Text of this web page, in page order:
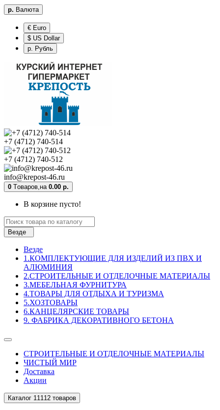
р. Валюта
€ Euro
$ US Dollar
р. Рубль
+7 (4712) 740-514
+7 (4712) 740-512
info@krepost-46.ru
0 Tоваров, на 0.00 р.
В корзине пусто!
Везде
Везде
1.КОМПЛЕКТУЮЩИЕ ДЛЯ ИЗДЕЛИЙ ИЗ ПВХ И
АЛЮМИНИЯ
2.СТРОИТЕЛЬНЫЕ И ОТДЕЛОЧНЫЕ МАТЕРИАЛЫ
3.МЕБЕЛЬНАЯ ФУРНИТУРА
4.ТОВАРЫ ДЛЯ ОТДЫХА И ТУРИЗМА
5.ХОЗТОВАРЫ
6.КАНЦЕЛЯРСКИЕ ТОВАРЫ
9. ФАБРИКА ДЕКОРАТИВНОГО БЕТОНА
СТРОИТЕЛЬНЫЕ И ОТДЕЛОЧНЫЕ МАТЕРИАЛЫ
ЧИСТЫЙ МИР
Доставка
Акции
Каталог 11112 товаров